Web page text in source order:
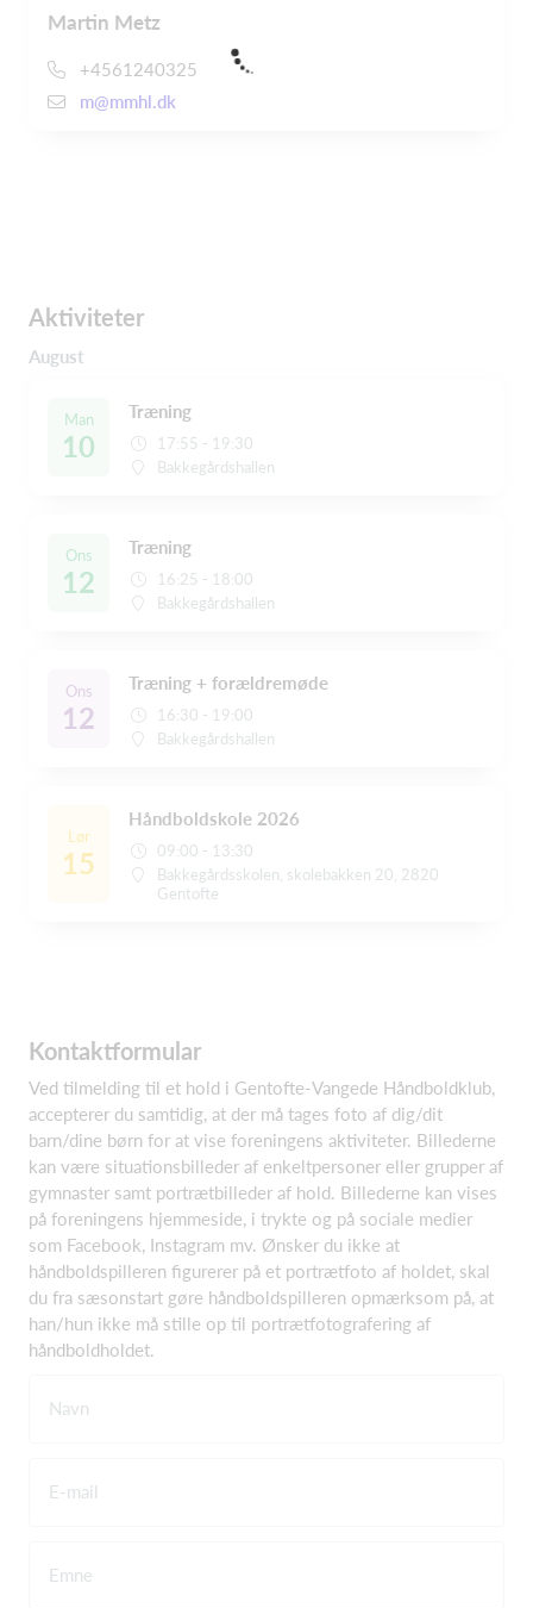
Martin Metz
+4561240325
m@mmhl.dk
Aktiviteter
August
Man
10
Træning
17:55 - 19:30
Bakkegårdshallen
Ons
12
Træning
16:25 - 18:00
Bakkegårdshallen
Ons
12
Træning + forældremøde
16:30 - 19:00
Bakkegårdshallen
Lør
15
Håndboldskole 2026
09:00 - 13:30
Bakkegårdsskolen, skolebakken 20, 2820
Gentofte
Kontaktformular
Ved tilmelding til et hold i Gentofte-Vangede Håndboldklub,
accepterer du samtidig, at der må tages foto af dig/dit
barn/dine børn for at vise foreningens aktiviteter. Billederne
kan være situationsbilleder af enkeltpersoner eller grupper af
gymnaster samt portrætbilleder af hold. Billederne kan vises
på foreningens hjemmeside, i trykte og på sociale medier
som Facebook, Instagram mv. Ønsker du ikke at
håndboldspilleren figurerer på et portrætfoto af holdet, skal
du fra sæsonstart gøre håndboldspilleren opmærksom på, at
han/hun ikke må stille op til portrætfotografering af
håndboldholdet.
Navn
E-mail
Emne